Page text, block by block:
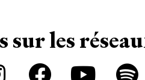
sur les